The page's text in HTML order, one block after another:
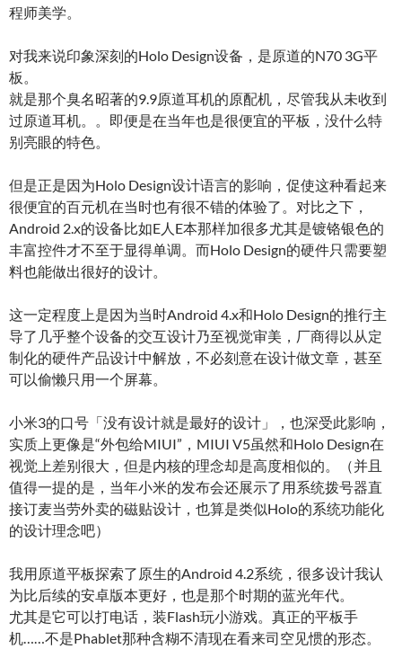
程师美学。
对我来说印象深刻的Holo Design设备，是原道的N70 3G平
板。
就是那个臭名昭著的9.9原道耳机的原配机，尽管我从未收到
过原道耳机。。即便是在当年也是很便宜的平板，没什么特
别亮眼的特色。
但是正是因为Holo Design设计语言的影响，促使这种看起来
很便宜的百元机在当时也有很不错的体验了。对比之下，
Android 2.x的设备比如E人E本那样加很多尤其是镀铬银色的
丰富控件才不至于显得单调。而Holo Design的硬件只需要塑
料也能做出很好的设计。
这一定程度上是因为当时Android 4.x和Holo Design的推行主
导了几乎整个设备的交互设计乃至视觉审美，厂商得以从定
制化的硬件产品设计中解放，不必刻意在设计做文章，甚至
可以偷懒只用一个屏幕。
小米3的口号「没有设计就是最好的设计」，也深受此影响，
实质上更像是“外包给MIUI”，MIUI V5虽然和Holo Design在
视觉上差别很大，但是内核的理念却是高度相似的。（并且
值得一提的是，当年小米的发布会还展示了用系统拨号器直
接订麦当劳外卖的磁贴设计，也算是类似Holo的系统功能化
的设计理念吧）
我用原道平板探索了原生的Android 4.2系统，很多设计我认
为比后续的安卓版本更好，也是那个时期的蓝光年代。
尤其是它可以打电话，装Flash玩小游戏。真正的平板手
机……不是Phablet那种含糊不清现在看来司空见惯的形态。